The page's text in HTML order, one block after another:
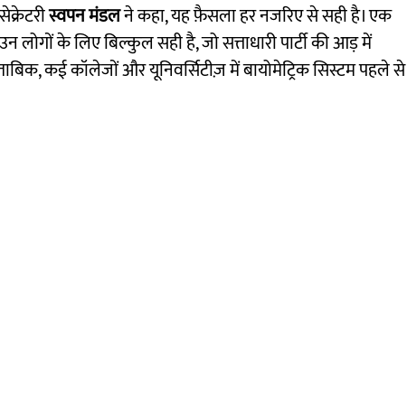
स्वपन मंडलने कहा, यह फ़ैसला हर नजरिए से सही है। एक
लोगों के लिए बिल्कुल सही है, जो सत्ताधारी पार्टी की आड़ में
कई कॉलेजों और यूनिवर्सिटीज़ में बायोमेट्रिक सिस्टम पहले से